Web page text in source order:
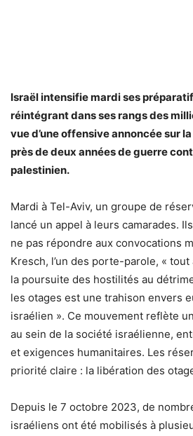
Israël intensifie mardi ses
réintégrant dans ses rangs des
vue d’une offensive annoncée sur
près de deux années de guerre
palestinien.
Mardi à Tel-Aviv, un groupe de
lancé un appel à leurs camarades.
ne pas répondre aux convocations
Kresch, l’un des porte-parole, «
la poursuite des hostilités au
les otages est une trahison envers
israélien ». Ce mouvement reflète
au sein de la société israélienne,
et exigences humanitaires. Les
priorité claire : la libération des
Depuis le 7 octobre 2023, de
israéliens ont été mobilisés à